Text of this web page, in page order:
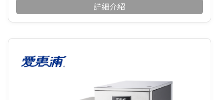
詳細介紹